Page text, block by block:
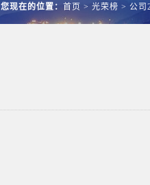
您现在的位置： 首页 > 光荣榜 > 公司